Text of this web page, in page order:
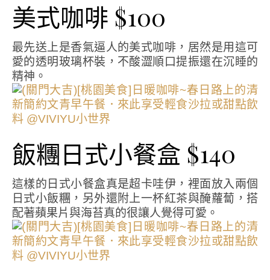
美式咖啡 $100
最先送上是香氣逼人的美式咖啡，居然是用這可
愛的透明玻璃杯裝，不酸澀順口提振還在沉睡的
精神。
飯糰日式小餐盒 $140
這樣的日式小餐盒真是超卡哇伊，裡面放入兩個
日式小飯糰，另外還附上一杯紅茶與醃蘿蔔，搭
配著蘋果片與海苔真的很讓人覺得可愛。